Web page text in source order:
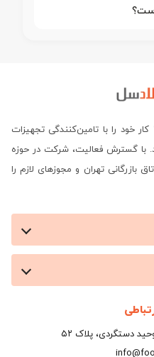
هلدینگ پترو سازه ساحل، در سال ۱۳۸۹ کار خود را با تامین‌کنندگی تجهیزات
با گسترش فعالیت، شرکت در حوزه
بازرگانی تهران و مجوزهای لازم را
دستگردی، پلاک ۵۲